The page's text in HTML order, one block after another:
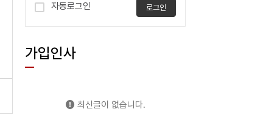
자동로그인 로그인
가입인사
최신글이 없습니다.